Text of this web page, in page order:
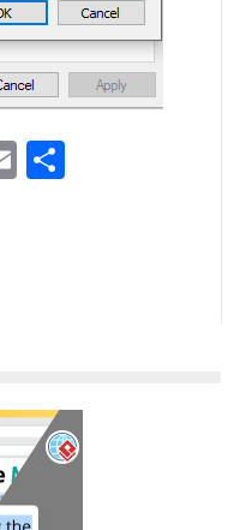
Email